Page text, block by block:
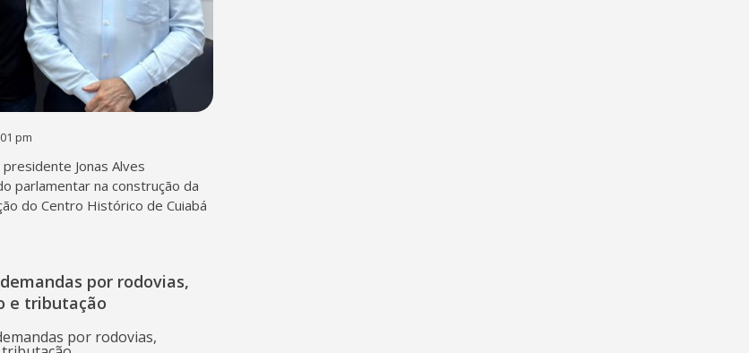
pm
Jonas Alves
parlamentar na construção da
do Centro Histórico de Cuiabá
por rodovias,
e tributação